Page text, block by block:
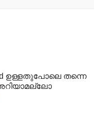
ഉള്ളതുപോലെ തന്നെ
അറിയാമല്ലോ